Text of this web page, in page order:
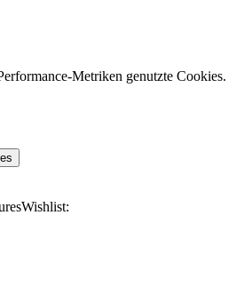
Metriken genutzte Cookies.